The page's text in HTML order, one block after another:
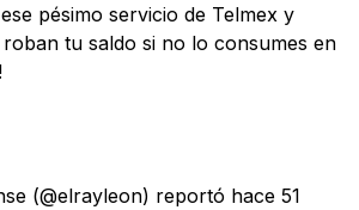
pésimo servicio de Telmex y
tu saldo si no lo consumes en
(@elrayleon) reportó hace 51